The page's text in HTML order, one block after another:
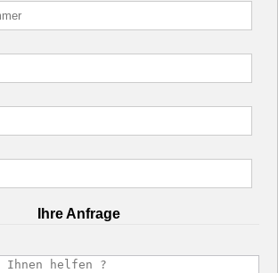
Ihre Anfrage